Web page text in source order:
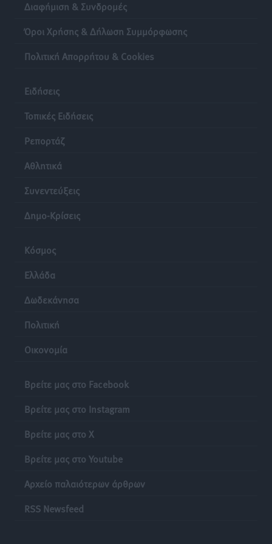
Δημο-Κρίσεις πριν 24 ώρες
Διαφήμιση & Συνδρομές
Όροι Χρήσης & Δήλωση Συμμόρφωσης
Πολιτική Απορρήτου & Cookies
Ειδήσεις
Τοπικές Ειδήσεις
Ρεπορτάζ
Αθλητικά
Συνεντεύξεις
Δημο-Κρίσεις
Κόσμος
Ελλάδα
Δωδεκάνησα
Πολιτική
Οικονομία
Βρείτε μας στο Facebook
Βρείτε μας στο Instagram
Βρείτε μας στο X
Βρείτε μας στο Youtube
Αρχείο παλαιότερων άρθρων
RSS Newsfeed